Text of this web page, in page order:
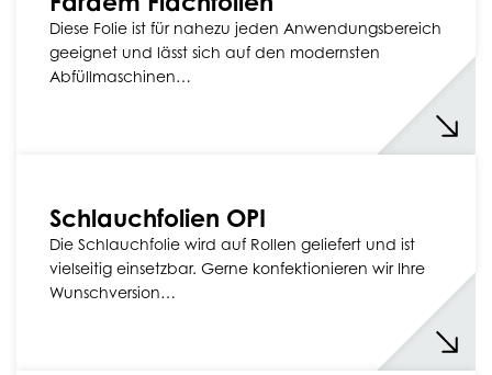
Diese Folie ist für nahezu jeden Anwendungsbereich
geeignet und lässt sich auf den modernsten
Abfüllmaschinen…
Schlauchfolien OPI
Die Schlauchfolie wird auf Rollen geliefert und ist
vielseitig einsetzbar. Gerne konfektionieren wir Ihre
Wunschversion…